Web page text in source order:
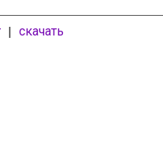
| скачать